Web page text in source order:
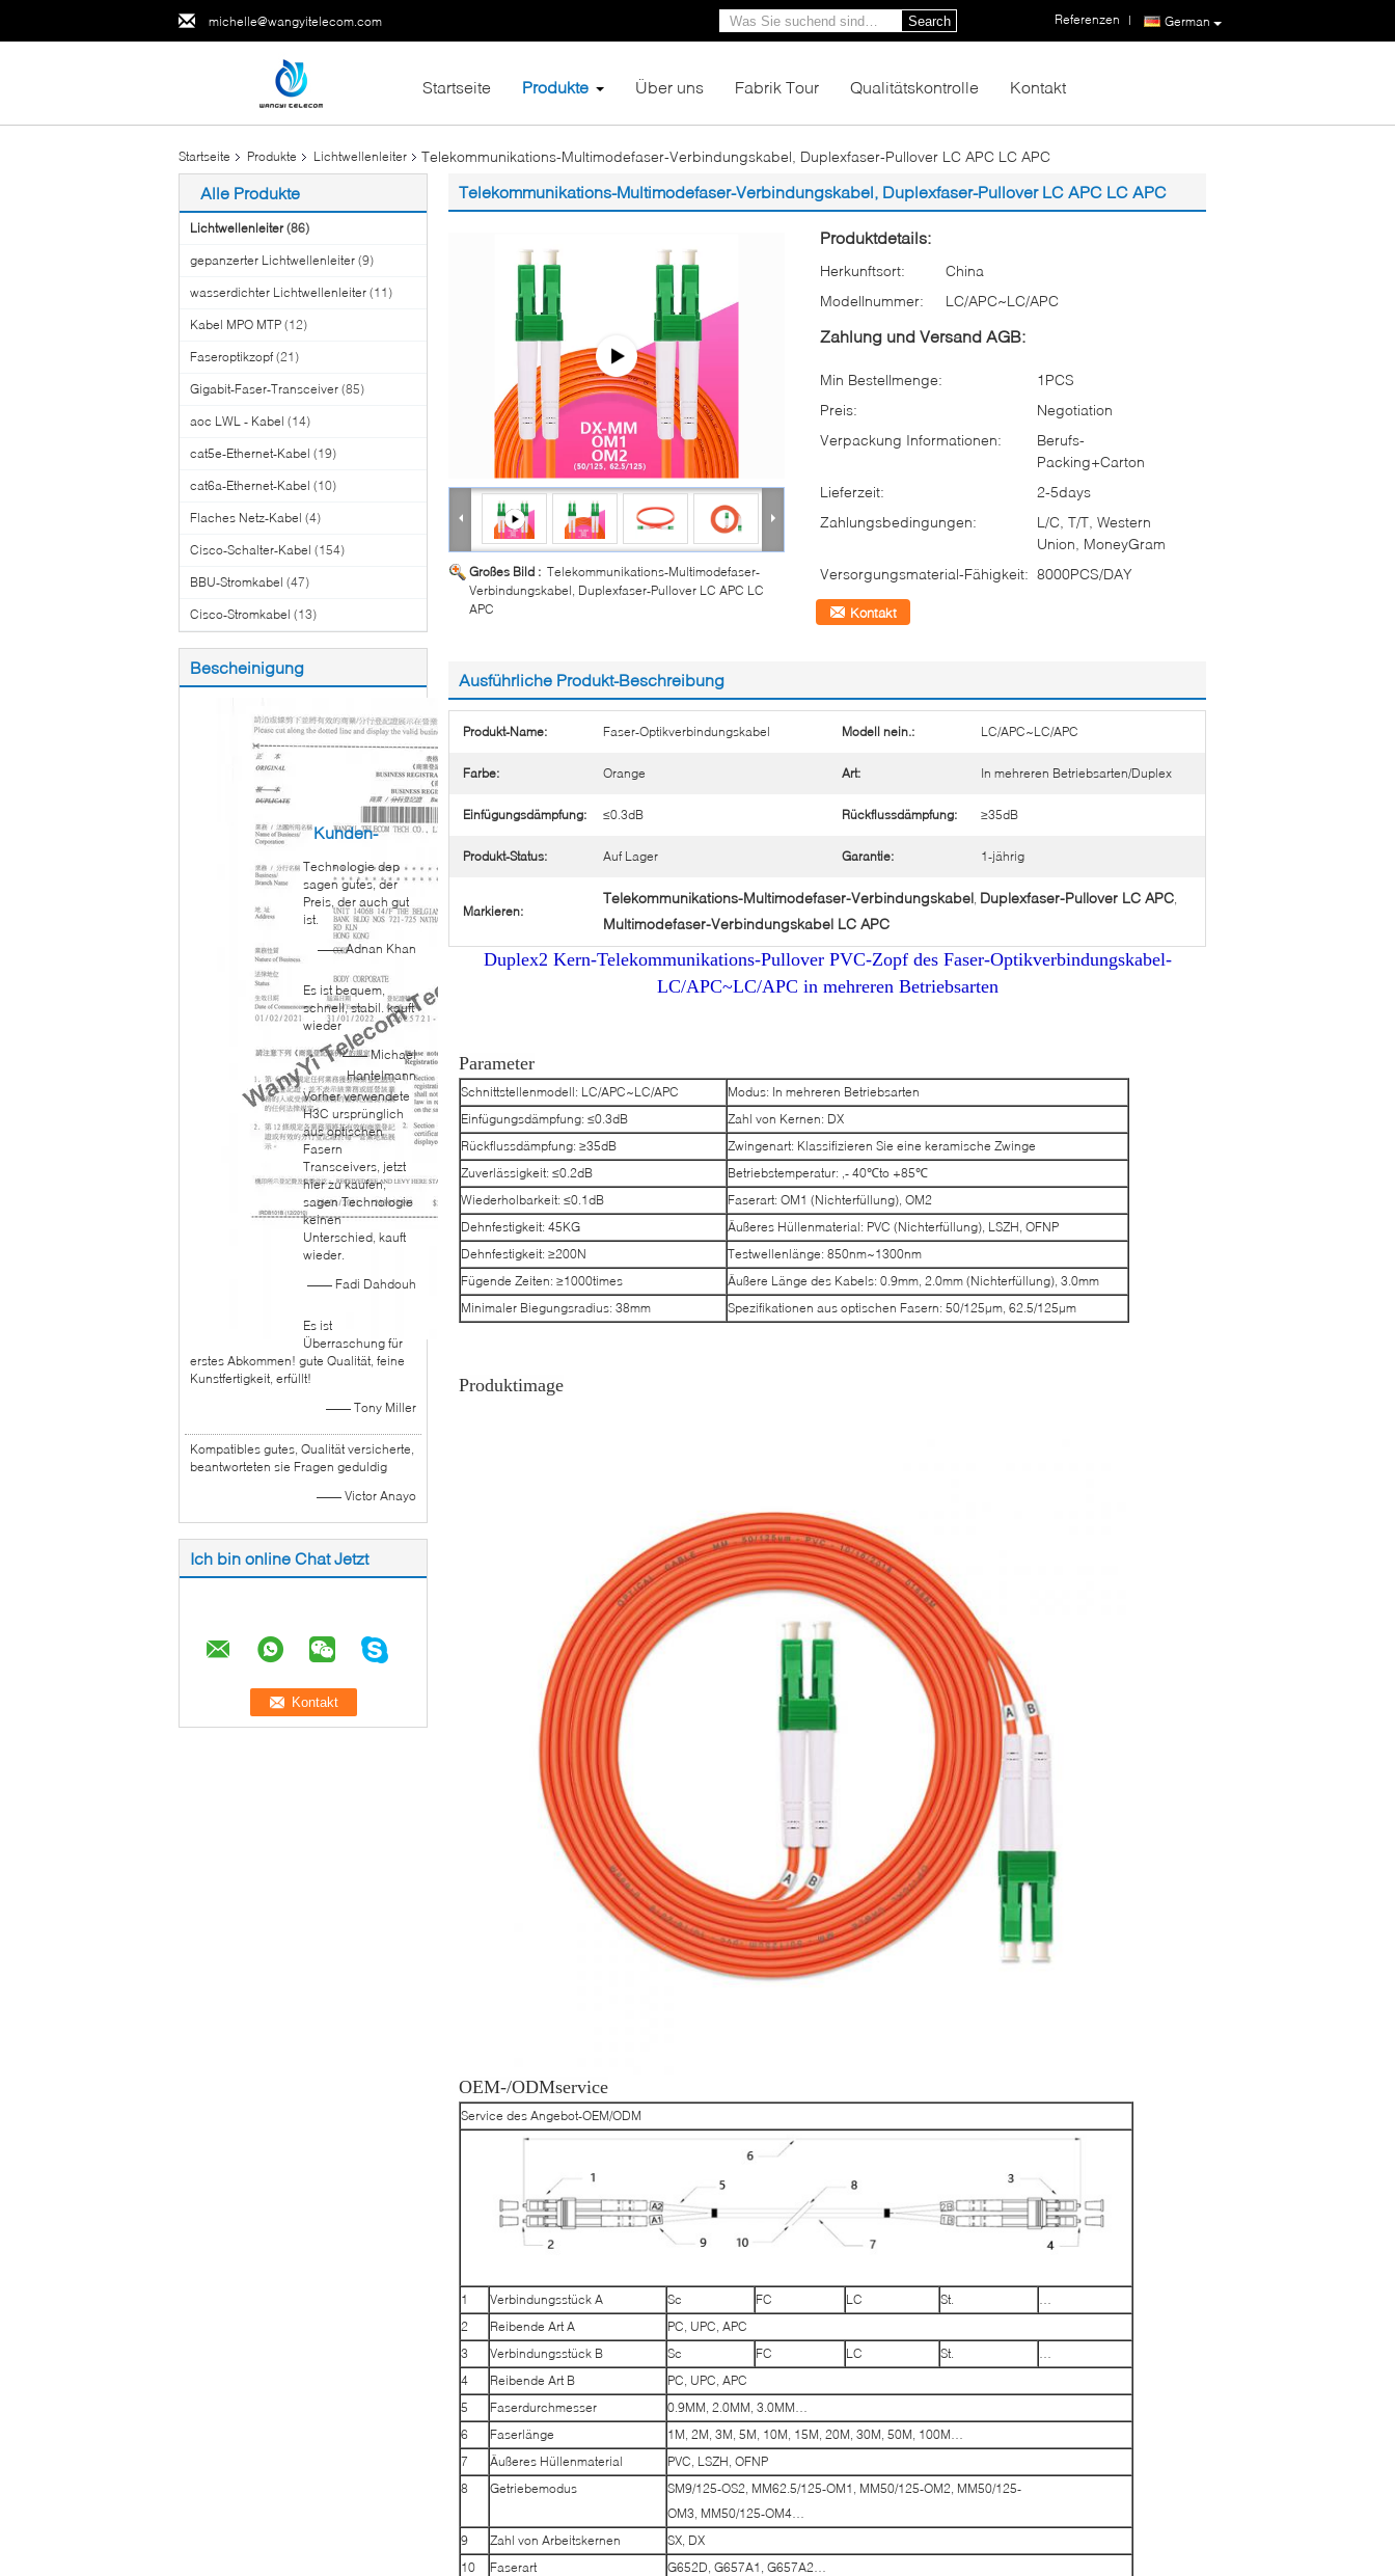
michelle@wangyitelecom.com German
Referenzen |
Search
Startseite Produkte Über uns Fabrik Tour Qualitätskontrolle Kontakt
Startseite Produkte Lichtwellenleiter Telekommunikations-Multimodefaser-Verbindungskabel, Duplexfaser-Pullover LC APC LC APC
Alle Produkte
Lichtwellenleiter (86)
gepanzerter Lichtwellenleiter (9)
wasserdichter Lichtwellenleiter (11)
Kabel MPO MTP (12)
Faseroptikzopf (21)
Gigabit-Faser-Transceiver (85)
aoc LWL - Kabel (14)
cat5e-Ethernet-Kabel (19)
cat6a-Ethernet-Kabel (10)
Flaches Netz-Kabel (4)
Cisco-Schalter-Kabel (154)
BBU-Stromkabel (47)
Cisco-Stromkabel (13)
Bescheinigung
Kunden-
Berichte
Technologie dep
sagen gutes, der
Preis, der auch gut
ist.
—— Adnan Khan
Es ist bequem,
schnell, stabil. kauft
wieder
—— Michael
Hantelmann
Vorher verwendete
H3C ursprünglich
aus optischen
Fasern
Transceivers, jetzt
hier zu kaufen,
sagen Technologie
keinen
Unterschied, kauft
wieder.
—— Fadi Dahdouh
Es ist
Überraschung für
erstes Abkommen! gute Qualität, feine
Kunstfertigkeit, erfüllt!
—— Tony Miller
Kompatibles gutes, Qualität versicherte,
beantworteten sie Fragen geduldig
—— Victor Anayo
Ich bin online Chat Jetzt
Telekommunikations-Multimodefaser-Verbindungskabel, Duplexfaser-Pullover LC APC LC APC
Großes Bild : Telekommunikations-Multimodefaser-
Verbindungskabel, Duplexfaser-Pullover LC APC LC
APC
Produktdetails:
Herkunftsort:
China
Modellnummer:
LC/APC~LC/APC
Zahlung und Versand AGB:
Min Bestellmenge:
1PCS
Preis:
Negotiation
Verpackung Informationen:
Berufs-
Packing+Carton
Lieferzeit:
2-5days
Zahlungsbedingungen:
L/C, T/T, Western
Union, MoneyGram
Versorgungsmaterial-Fähigkeit: 8000PCS/DAY
Kontakt
Ausführliche Produkt-Beschreibung
Produkt-Name: Faser-Optikverbindungskabel Modell nein.: LC/APC~LC/APC
Farbe: Orange Art: In mehreren Betriebsarten/Duplex
Einfügungsdämpfung: ≤0.3dB Rückflussdämpfung: ≥35dB
Produkt-Status: Auf Lager Garantie: 1-jährig
Markieren:
Telekommunikations-Multimodefaser-Verbindungskabel, Duplexfaser-Pullover LC APC,
Multimodefaser-Verbindungskabel LC APC
Duplex2 Kern-Telekommunikations-Pullover PVC-Zopf des Faser-Optikverbindungskabel-
LC/APC~LC/APC in mehreren Betriebsarten
Parameter
Schnittstellenmodell: LC/APC~LC/APC
Modus: In mehreren Betriebsarten
Einfügungsdämpfung: ≤0.3dB
Zahl von Kernen: DX
Rückflussdämpfung: ≥35dB
Zwingenart: Klassifizieren Sie eine keramische Zwinge
Zuverlässigkeit: ≤0.2dB
Betriebstemperatur: ‚- 40℃to +85℃
Wiederholbarkeit: ≤0.1dB
Faserart: OM1 (Nichterfüllung), OM2
Dehnfestigkeit: 45KG
Äußeres Hüllenmaterial: PVC (Nichterfüllung), LSZH, OFNP
Dehnfestigkeit: ≥200N
Testwellenlänge: 850nm~1300nm
Fügende Zeiten: ≥1000times
Äußere Länge des Kabels: 0.9mm, 2.0mm (Nichterfüllung), 3.0mm
Minimaler Biegungsradius: 38mm
Spezifikationen aus optischen Fasern: 50/125µm, 62.5/125µm
Produktimage
OEM-/ODMservice
Service des Angebot-OEM/ODM
1 Verbindungsstück A Sc FC LC St.
…
2
Reibende Art A
PC, UPC, APC
3
Verbindungsstück B Sc FC LC St.
…
4
Reibende Art B
PC, UPC, APC
5
Faserdurchmesser
0.9MM, 2.0MM, 3.0MM…
6
Faserlänge
1M, 2M, 3M, 5M, 10M, 15M, 20M, 30M, 50M, 100M…
7
Äußeres Hüllenmaterial
PVC, LSZH, OFNP
8
Getriebemodus
SM9/125-OS2, MM62.5/125-OM1, MM50/125-OM2, MM50/125-
OM3, MM50/125-OM4…
9
Zahl von Arbeitskernen
SX, DX
10
Faserart G652D, G657A1, G657A2…